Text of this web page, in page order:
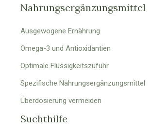
Nahrungsergänzungsmittel
Ausgewogene Ernährung
Omega-3 und Antioxidantien
Optimale Flüssigkeitszufuhr
Spezifische Nahrungsergänzungsmittel
Überdosierung vermeiden
Suchthilfe